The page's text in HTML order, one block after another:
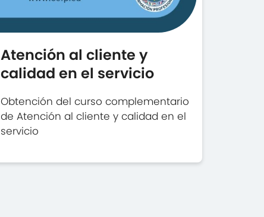
Atención al cliente y
calidad en el servicio
Obtención del curso complementario
de Atención al cliente y calidad en el
servicio